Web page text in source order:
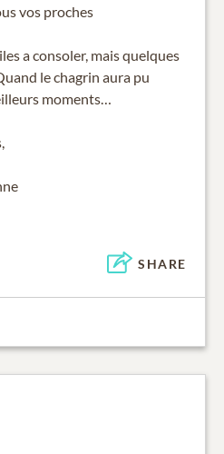
vos proches
a consoler, mais quelques
le chagrin aura pu
moments…
SHARE